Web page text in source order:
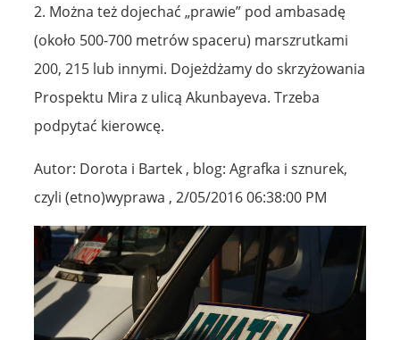
2. Można też dojechać „prawie” pod ambasadę
(około 500-700 metrów spaceru) marszrutkami
200, 215 lub innymi. Dojeżdżamy do skrzyżowania
Prospektu Mira z ulicą Akunbayeva. Trzeba
podpytać kierowcę.
Autor: Dorota i Bartek , blog: Agrafka i sznurek,
czyli (etno)wyprawa , 2/05/2016 06:38:00 PM